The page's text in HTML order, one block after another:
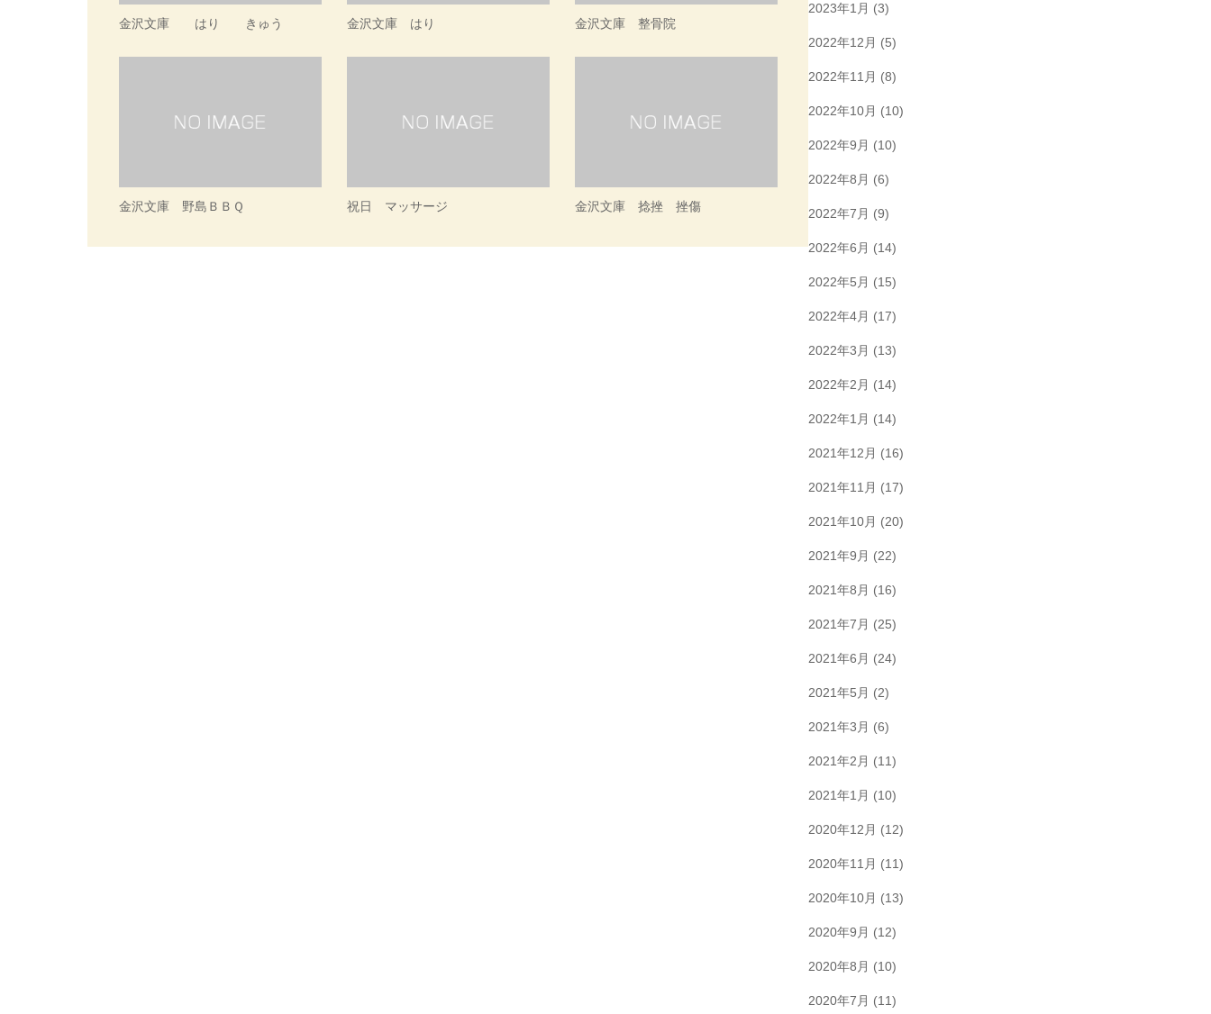
金沢文庫 はり きゅう 金沢文庫 はり 金沢文庫 整骨院
金沢文庫 野島ＢＢＱ 祝日 マッサージ 金沢文庫 捻挫 挫傷
2023年1月 (3)
2022年12月 (5)
2022年11月 (8)
2022年10月 (10)
2022年9月 (10)
2022年8月 (6)
2022年7月 (9)
2022年6月 (14)
2022年5月 (15)
2022年4月 (17)
2022年3月 (13)
2022年2月 (14)
2022年1月 (14)
2021年12月 (16)
2021年11月 (17)
2021年10月 (20)
2021年9月 (22)
2021年8月 (16)
2021年7月 (25)
2021年6月 (24)
2021年5月 (2)
2021年3月 (6)
2021年2月 (11)
2021年1月 (10)
2020年12月 (12)
2020年11月 (11)
2020年10月 (13)
2020年9月 (12)
2020年8月 (10)
2020年7月 (11)